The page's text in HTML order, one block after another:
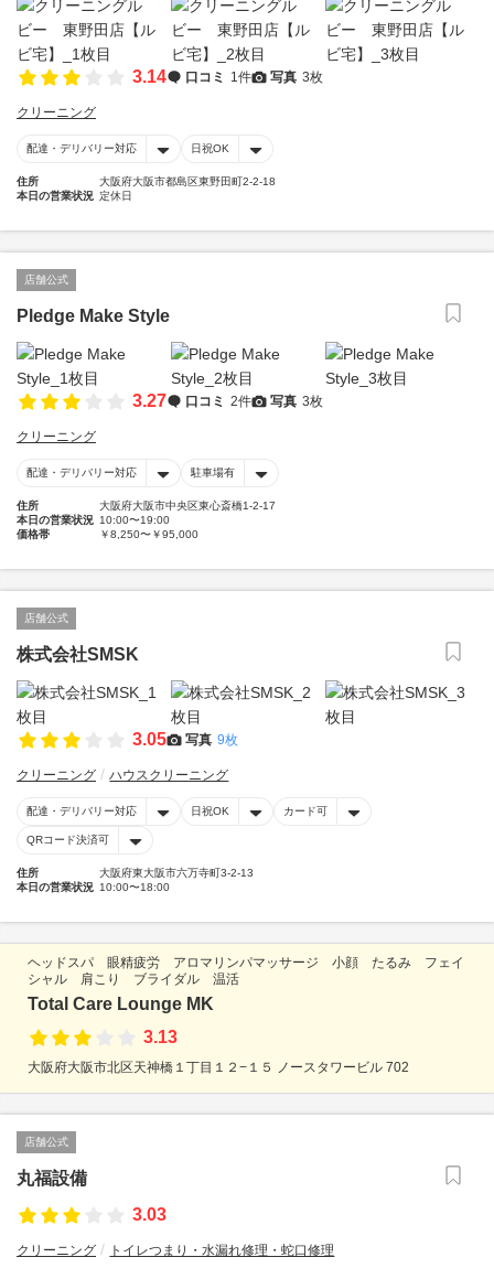
3.14 口コミ 1件 写真 3枚
クリーニング
配達・デリバリー対応 日祝OK
住所
大阪府大阪市都島区東野田町2-2-18
本日の営業状況 定休日
店舗公式
Pledge Make Style
3.27 口コミ 2件 写真 3枚
クリーニング
配達・デリバリー対応 駐車場有
住所
大阪府大阪市中央区東心斎橋1-2-17
本日の営業状況 10:00〜19:00
価格帯
￥8,250〜￥95,000
店舗公式
株式会社SMSK
3.05 写真 9枚
クリーニング ハウスクリーニング
配達・デリバリー対応 日祝OK カード可
QRコード決済可
住所
大阪府東大阪市六万寺町3-2-13
本日の営業状況 10:00〜18:00
ヘッドスパ 眼精疲労 アロマリンパマッサージ 小顔 たるみ フェイ
シャル 肩こり ブライダル 温活
Total Care Lounge MK
3.13
大阪府大阪市北区天神橋１丁目１２−１５ ノースタワービル 702
店舗公式
丸福設備
3.03
クリーニング トイレつまり・水漏れ修理・蛇口修理